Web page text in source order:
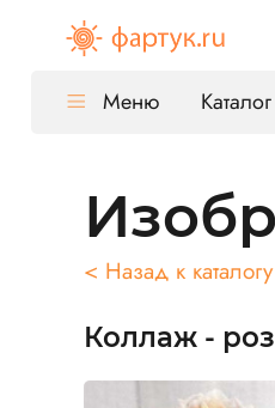
Меню
< Назад к каталогу
Коллаж -